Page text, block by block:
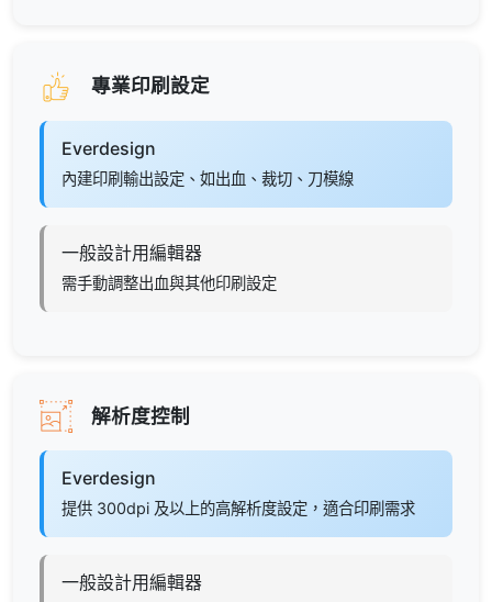
專業印刷設定
Everdesign
內建印刷輸出設定、如出血、裁切、刀模線
一般設計用編輯器
需手動調整出血與其他印刷設定
解析度控制
Everdesign
提供 300dpi 及以上的高解析度設定，適合印刷需求
一般設計用編輯器